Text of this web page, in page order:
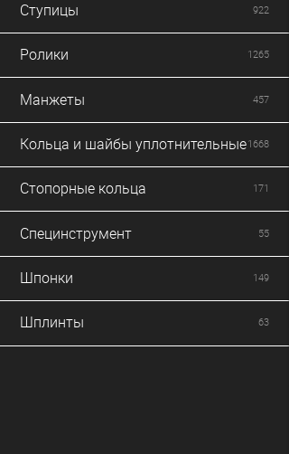
Ступицы 922
Ролики 1265
Манжеты 457
Кольца и шайбы уплотнительные1668
Стопорные кольца 171
Специнструмент 55
Шпонки 149
Шплинты 63